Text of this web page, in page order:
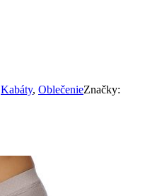
Kabáty, OblečenieZnačky: